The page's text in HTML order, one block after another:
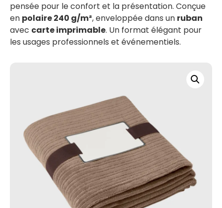
pensée pour le confort et la présentation. Conçue
en polaire 240 g/m², enveloppée dans un ruban
avec carte imprimable. Un format élégant pour
les usages professionnels et événementiels.